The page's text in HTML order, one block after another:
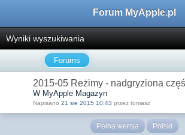
Forum MyApple.pl
Wyniki wyszukiwania
Forums
2015-05 Reżimy - nadgryziona
W MyApple Magazyn
Napisano 21 sie 2015 10:43 przez tomasz
Pełna wersja Polski